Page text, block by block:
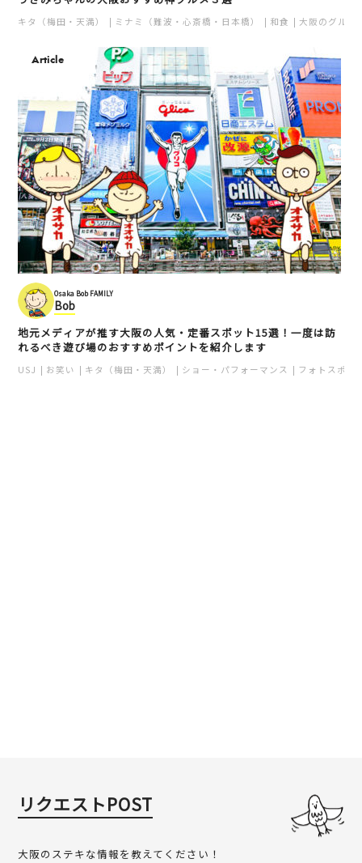
キタ（梅田・天満） ミナミ（難波・心斎橋・日本橋） 和食 大阪のグルメ
Article
Osaka Bob FAMILY
Bob
地元メディアが推す大阪の人気・定番スポット15選！一度は訪
れるべき遊び場のおすすめポイントを紹介します
USJ お笑い キタ（梅田・天満） ショー・パフォーマンス フォトスポッ
リクエストPOST
大阪のステキな情報を教えてください！